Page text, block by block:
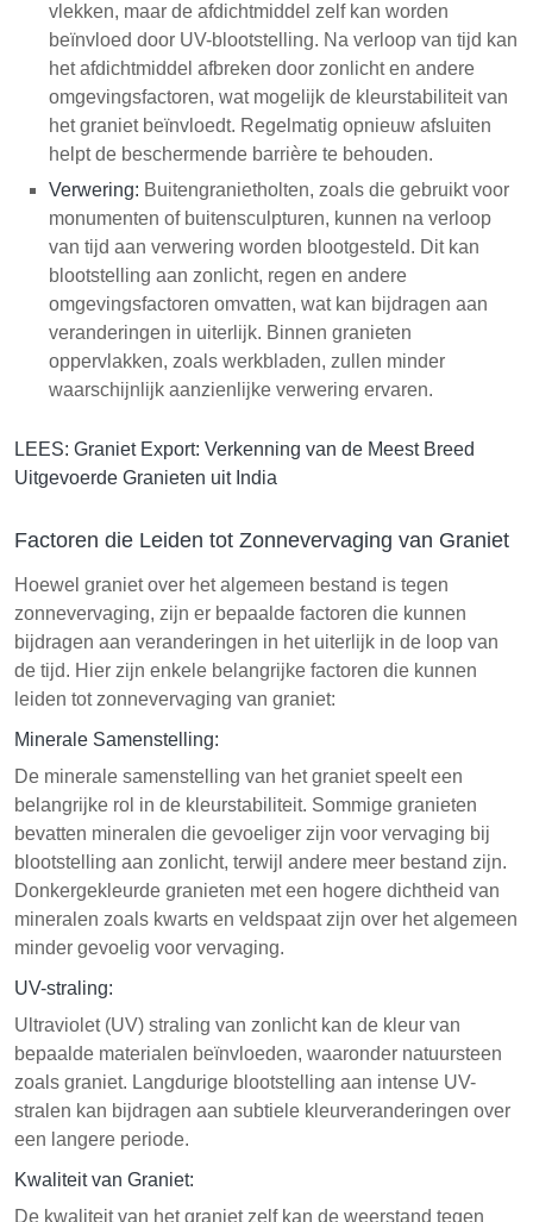
vlekken, maar de afdichtmiddel zelf kan worden
beïnvloed door UV-blootstelling. Na verloop van tijd kan
het afdichtmiddel afbreken door zonlicht en andere
omgevingsfactoren, wat mogelijk de kleurstabiliteit van
het graniet beïnvloedt. Regelmatig opnieuw afsluiten
helpt de beschermende barrière te behouden.
Verwering: Buitengranietholten, zoals die gebruikt voor
monumenten of buitensculpturen, kunnen na verloop
van tijd aan verwering worden blootgesteld. Dit kan
blootstelling aan zonlicht, regen en andere
omgevingsfactoren omvatten, wat kan bijdragen aan
veranderingen in uiterlijk. Binnen granieten
oppervlakken, zoals werkbladen, zullen minder
waarschijnlijk aanzienlijke verwering ervaren.
LEES: Graniet Export: Verkenning van de Meest Breed
Uitgevoerde Granieten uit India
Factoren die Leiden tot Zonnevervaging van Graniet
Hoewel graniet over het algemeen bestand is tegen
zonnevervaging, zijn er bepaalde factoren die kunnen
bijdragen aan veranderingen in het uiterlijk in de loop van
de tijd. Hier zijn enkele belangrijke factoren die kunnen
leiden tot zonnevervaging van graniet:
Minerale Samenstelling:
De minerale samenstelling van het graniet speelt een
belangrijke rol in de kleurstabiliteit. Sommige granieten
bevatten mineralen die gevoeliger zijn voor vervaging bij
blootstelling aan zonlicht, terwijl andere meer bestand zijn.
Donkergekleurde granieten met een hogere dichtheid van
mineralen zoals kwarts en veldspaat zijn over het algemeen
minder gevoelig voor vervaging.
UV-straling:
Ultraviolet (UV) straling van zonlicht kan de kleur van
bepaalde materialen beïnvloeden, waaronder natuursteen
zoals graniet. Langdurige blootstelling aan intense UV-
stralen kan bijdragen aan subtiele kleurveranderingen over
een langere periode.
Kwaliteit van Graniet:
De kwaliteit van het graniet zelf kan de weerstand tegen